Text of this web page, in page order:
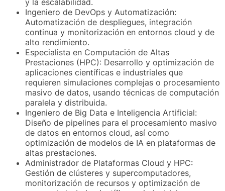
Ingeniero de DevOps y Automatización:
Automatización de despliegues, integración
continua y monitorización en entornos cloud y de
alto rendimiento.
Especialista en Computación de Altas
Prestaciones (HPC): Desarrollo y optimización de
aplicaciones científicas e industriales que
requieren simulaciones complejas o procesamiento
masivo de datos, usando técnicas de computación
paralela y distribuida.
Ingeniero de Big Data e Inteligencia Artificial:
Diseño de pipelines para el procesamiento masivo
de datos en entornos cloud, así como
optimización de modelos de IA en plataformas de
altas prestaciones.
Administrador de Plataformas Cloud y HPC:
Gestión de clústeres y supercomputadores,
monitorización de recursos y optimización de